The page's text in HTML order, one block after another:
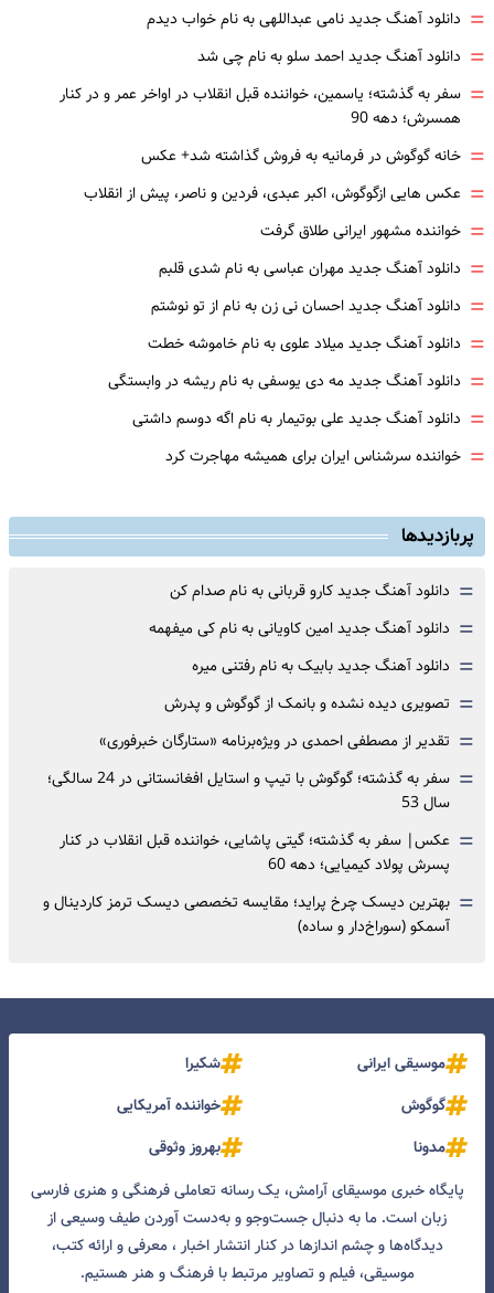
= دانلود آهنگ جدید نامی عبداللهی به نام خواب دیدم
= دانلود آهنگ جدید احمد سلو به نام چی شد
= سفر به گذشته؛ یاسمین، خواننده قبل انقلاب در اواخر عمر و در کنار
همسرش؛ دهه 90
= خانه گوگوش در فرمانیه به فروش گذاشته شد+ عکس
= عکس هایی ازگوگوش، اکبر عبدی، فردین و ناصر، پیش از انقلاب
= خواننده مشهور ایرانی طلاق گرفت
= دانلود آهنگ جدید مهران عباسی به نام شدی قلبم
= دانلود آهنگ جدید احسان نی زن به نام از تو نوشتم
= دانلود آهنگ جدید میلاد علوی به نام خاموشه خطت
= دانلود آهنگ جدید مه دی یوسفی به نام ریشه در وابستگی
= دانلود آهنگ جدید علی بوتیمار به نام اگه دوسم داشتی
= خواننده سرشناس ایران برای همیشه مهاجرت کرد
پربازدیدها
= دانلود آهنگ جدید کارو قربانی به نام صدام کن
= دانلود آهنگ جدید امین کاویانی به نام کی میفهمه
= دانلود آهنگ جدید بابیک به نام رفتنی میره
= تصویری دیده نشده و بانمک از گوگوش و پدرش
= تقدیر از مصطفی احمدی در ویژه‌برنامه «ستارگان خبرفوری»
=
سفر به گذشته؛ گوگوش با تیپ و استایل افغانستانی در 24 سالگی؛
سال 53
= عکس| سفر به گذشته؛ گیتی پاشایی، خواننده قبل انقلاب در کنار
پسرش پولاد کیمیایی؛ دهه 60
= بهترین دیسک چرخ پراید؛ مقایسه تخصصی دیسک ترمز کاردینال و
آسمکو (سوراخ‌دار و ساده)
موسیقی ایرانی
شکیرا
گوگوش
خواننده آمریکایی
مدونا
بهروز وثوقی
پایگاه خبری موسیقای آرامش، یک رسانه تعاملی فرهنگی و هنری فارسی
زبان است. ما به دنبال جست‌و‌جو و به‌دست آوردن طیف وسیعی از
دیدگاه‌ها و چشم انداز‌ها در کنار انتشار اخبار ، معرفی و ارائه کتب،
موسیقی، فیلم و تصاویر مرتبط با فرهنگ و هنر هستیم.